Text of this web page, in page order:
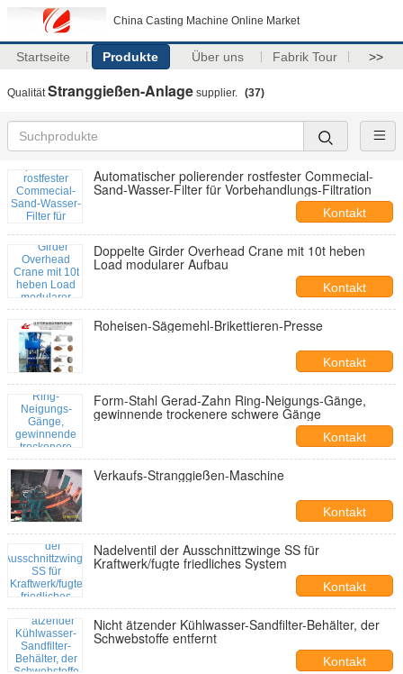
China Casting Machine Online Market
Startseite Produkte Über uns Fabrik Tour >>
QualitätStranggießen-Anlage supplier. (37)
Automatischer polierender rostfester Commecial-
Sand-Wasser-Filter für Vorbehandlungs-Filtration
Kontakt
Doppelte Girder Overhead Crane mit 10t heben
Load modularer Aufbau
Kontakt
Roheisen-Sägemehl-Brikettieren-Presse
Kontakt
Form-Stahl Gerad-Zahn Ring-Neigungs-Gänge,
gewinnende trockenere schwere Gänge
Kontakt
Verkaufs-Stranggießen-Maschine
Kontakt
Nadelventil der Ausschnittzwinge SS für
Kraftwerk/fugte friedliches System
Kontakt
Nicht ätzender Kühlwasser-Sandfilter-Behälter, der
Schwebstoffe entfernt
Kontakt